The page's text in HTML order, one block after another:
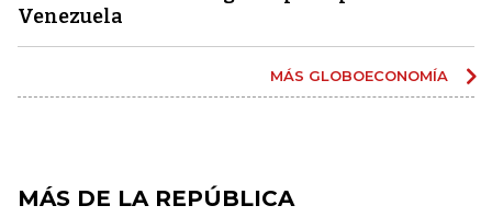
Venezuela
MÁS GLOBOECONOMÍA
MÁS DE LA REPÚBLICA